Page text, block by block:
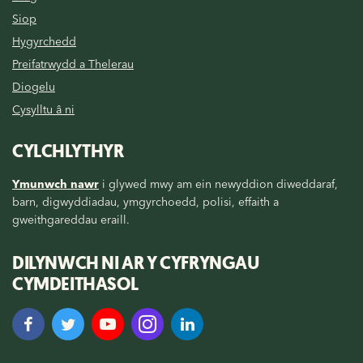
Siop
Hygyrchedd
Preifatrwydd a Thelerau
Diogelu
Cysylltu â ni
CYLCHLYTHYR
Ymunwch nawr i glywed mwy am ein newyddion diweddaraf,
barn, digwyddiadau, ymgyrchoedd, polisi, effaith a
gweithgareddau eraill.
DILYNWCH NI AR Y CYFRYNGAU
CYMDEITHASOL